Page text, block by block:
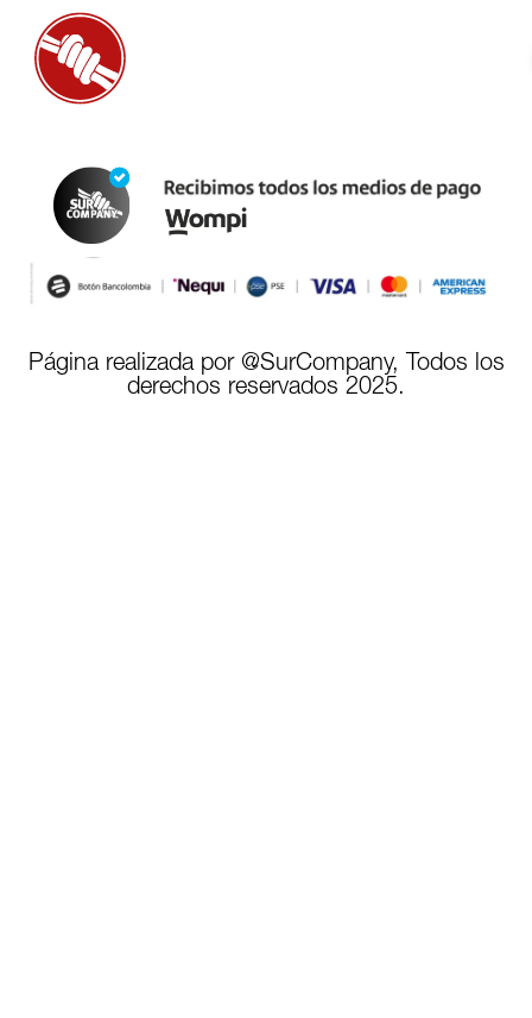
Página realizada por @SurCompany, Todos los
derechos reservados 2025.